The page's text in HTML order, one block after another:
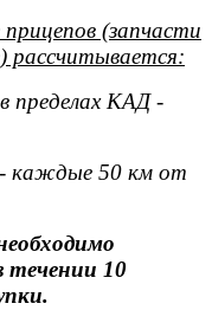
(запчасти
рассчитывается:
пределах КАД -
- каждые 50 км от
10